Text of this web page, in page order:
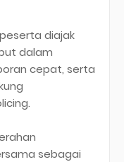
diajak
dalam
cepat, serta
sebagai